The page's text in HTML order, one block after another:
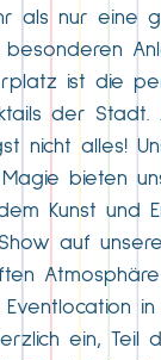
als nur
ist die
der
nicht alles!
bieten
Kunst und
auf
ein,